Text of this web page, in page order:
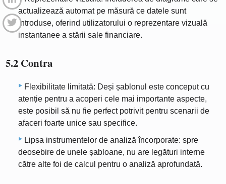
actualizează automat pe măsură ce datele sunt
introduse, oferind utilizatorului o reprezentare vizuală
instantanee a stării sale financiare.
5.2 Contra
Flexibilitate limitată: Deși șablonul este conceput cu
atenție pentru a acoperi cele mai importante aspecte,
este posibil să nu fie perfect potrivit pentru scenarii de
afaceri foarte unice sau specifice.
Lipsa instrumentelor de analiză încorporate: spre
deosebire de unele șabloane, nu are legături interne
către alte foi de calcul pentru o analiză aprofundată.